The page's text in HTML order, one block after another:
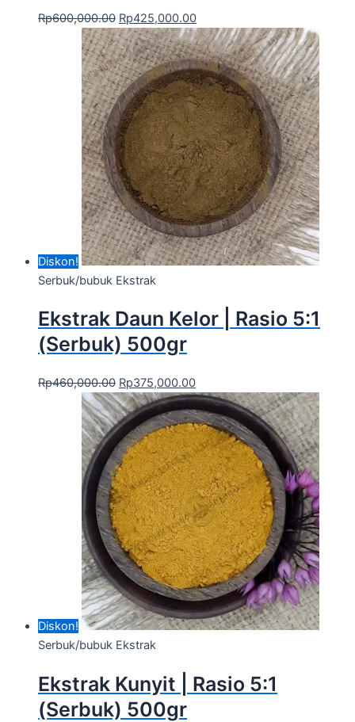
Rp600,000.00 Rp425,000.00
Diskon!
Serbuk/bubuk Ekstrak
Ekstrak Daun Kelor | Rasio 5:1
(Serbuk) 500gr
Rp460,000.00 Rp375,000.00
Diskon!
Serbuk/bubuk Ekstrak
Ekstrak Kunyit | Rasio 5:1
(Serbuk) 500gr